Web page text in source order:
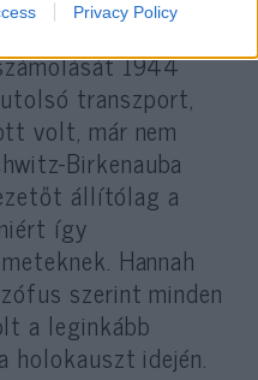
Privacy Policy
1944
transzport,
volt, már nem
Birkenauba
állítólag a
így
Hannah
szerint minden
a leginkább
idején.